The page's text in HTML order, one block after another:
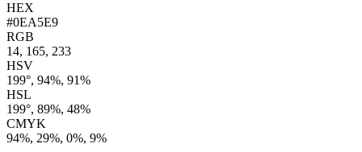
HEX
#0EA5E9
RGB
14, 165, 233
HSV
199°, 94%, 91%
HSL
199°, 89%, 48%
CMYK
94%, 29%, 0%, 9%